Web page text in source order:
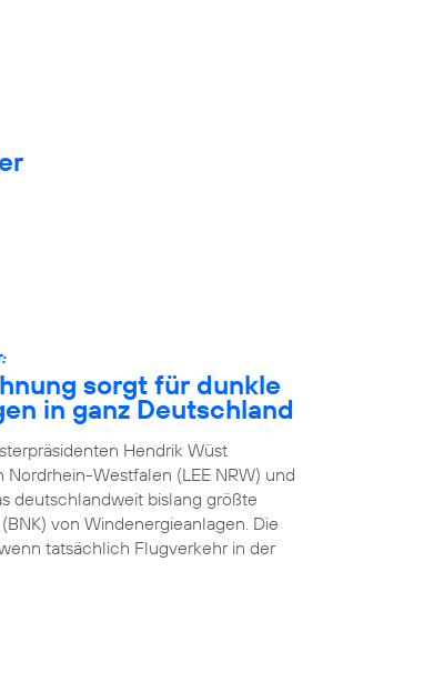
sorgt für dunkle
in ganz Deutschland
Hendrik Wüst
Westfalen (LEE NRW) und
deutschlandweit bislang größte
von Windenergieanlagen. Die
tatsächlich Flugverkehr in der